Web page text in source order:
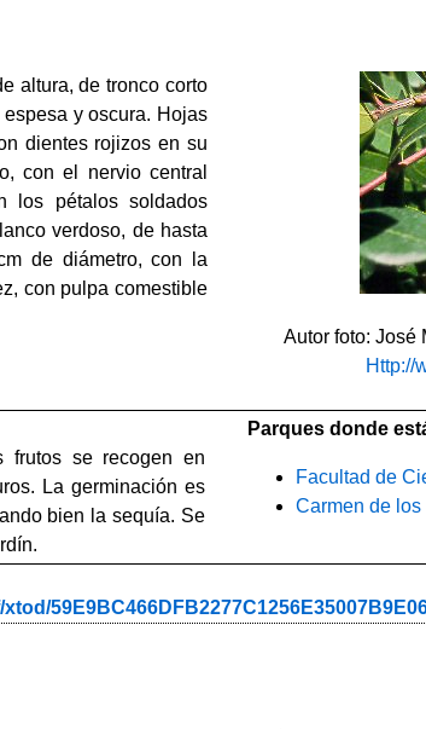
altura, de tronco corto
y oscura. Hojas
dientes rojizos en su
con el nervio central
los pétalos soldados
verdoso, de hasta
de diámetro, con la
con pulpa comestible
Autor foto: José
Http://
frutos se recogen en
La germinación es
bien la sequía. Se
Parques donde
Facultad de
Carmen de los